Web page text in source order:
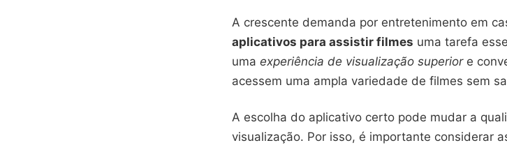
A crescente demanda por entretenimento em
aplicativos para assistir filmes uma tarefa
uma experiência de visualização superiore
acessem uma ampla variedade de filmes sem
A escolha do aplicativo certo pode mudar a
visualização. Por isso, é importante considerar